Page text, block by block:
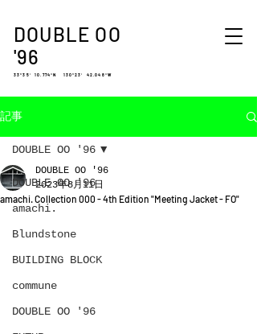
DOUBLE OO
'96
33°35′ 10.774″N 130°23′ 42.048″W
記事
DOUBLE OO '96
amachi.
Blundstone
BUILDING BLOCK
commune
DOUBLE OO '96
DOUBLE OO '96
amachi. Collection 000 - 4th Edition "Meeting Jacket - FO"
DOUBLE OO '96
2023年8月11日